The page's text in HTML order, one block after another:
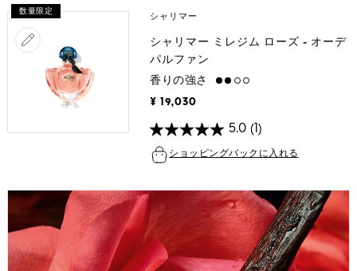
数量限定
シャリマー
シャリマー ミレジム ローズ - オーデ
パルファン
香りの強さ
medium
¥ 19,030
5.0 (1)
ショッピングバックに入れる